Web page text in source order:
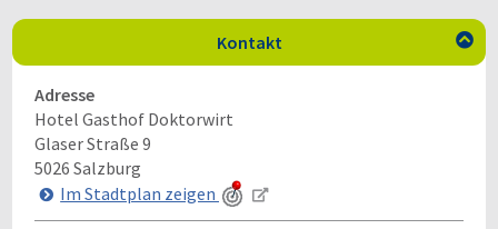
Kontakt 
Adresse
Hotel Gasthof Doktorwirt
Glaser Straße 9
5026 Salzburg
Im Stadtplan zeigen